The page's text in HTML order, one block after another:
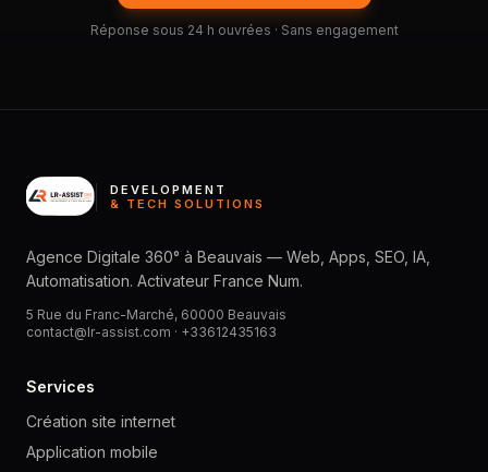
Réponse sous 24 h ouvrées · Sans engagement
DEVELOPMENT
& TECH SOLUTIONS
Agence Digitale 360° à Beauvais — Web, Apps, SEO, IA,
Automatisation. Activateur France Num.
5 Rue du Franc-Marché, 60000 Beauvais
contact@lr-assist.com · +33612435163
Services
Création site internet
Application mobile